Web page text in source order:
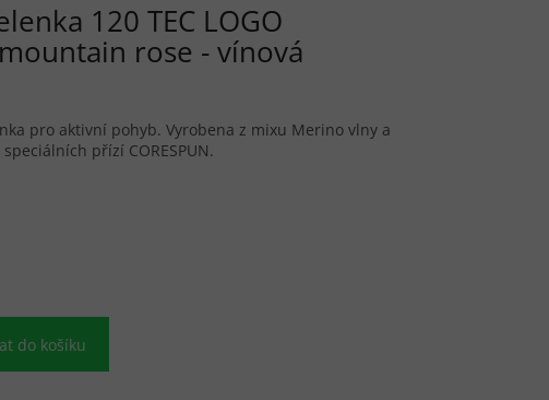
120 TEC LOGO
rose - vínová
do košíku
pro aktivní pohyb. Vyrobena z mixu Merino vlny a
přízí CORESPUN.